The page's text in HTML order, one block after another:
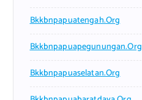
Bkkbnpapuatengah.org
Bkkbnpapuapegunungan.org
Bkkbnpapuaselatan.org